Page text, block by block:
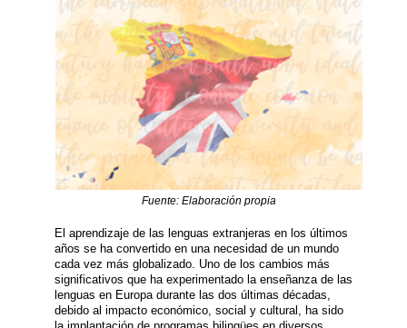
Fuente: Elaboración propia
El aprendizaje de las lenguas extranjeras en los últimos
años se ha convertido en una necesidad de un mundo
cada vez más globalizado. Uno de los cambios más
significativos que ha experimentado la enseñanza de las
lenguas en Europa durante las dos últimas décadas,
debido al impacto económico, social y cultural, ha sido